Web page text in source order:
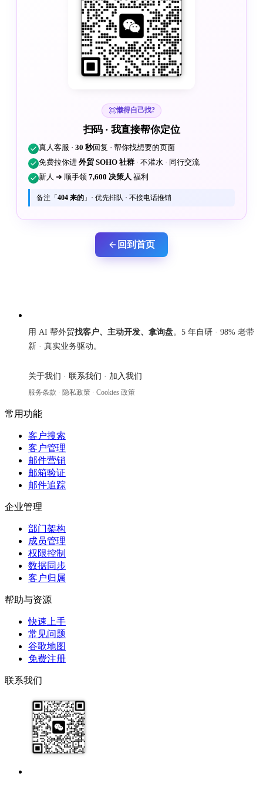
懒得自己找?
扫码 · 我直接帮你定位
真人客服 ·30 秒回复 · 帮你找想要的页面
免费拉你进外贸 SOHO 社群 · 不灌水 · 同行交流
新人 ➜ 顺手领7,600 决策人 福利
备注「404 来的 」· 优先排队 · 不接电话推销
回到首页
用 AI 帮外贸找客户、主动开发、拿询盘。5 年自研 · 98% 老带
新 · 真实业务驱动。
关于我们 · 联系我们 · 加入我们
服务条款 · 隐私政策 · Cookies 政策
常用功能
客户搜索
客户管理
邮件营销
邮箱验证
邮件追踪
企业管理
部门架构
成员管理
权限控制
数据同步
客户归属
帮助与资源
快速上手
常见问题
谷歌地图
免费注册
联系我们